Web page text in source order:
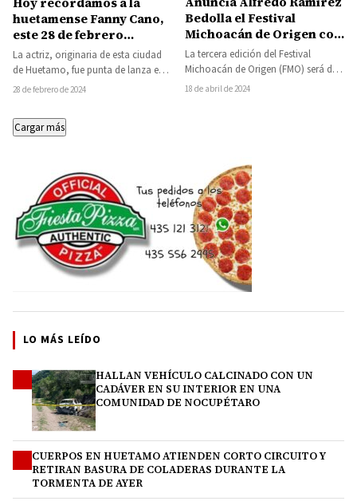
huetamense Fanny Cano,
este 28 de febrero
cumpliría 80 años
La actriz, originaria de esta ciudad
de Huetamo, fue punta de lanza en
la pantalla chica a través…
28 de febrero de 2024
Bedolla el Festival
Michoacán de Origen con
presentaciones de
Matute, JNS, La
Arrolladora Banda el
Limón, Paty Cantú, Mar
La tercera edición del Festival
Michoacán de Origen (FMO) será del
26 de abril al 19 de mayo,…
18 de abril de 2024
Cargar más
LO MÁS LEÍDO
HALLAN VEHÍCULO CALCINADO CON UN
CADÁVER EN SU INTERIOR EN UNA
COMUNIDAD DE NOCUPÉTARO
CUERPOS EN HUETAMO ATIENDEN CORTO CIRCUITO Y
RETIRAN BASURA DE COLADERAS DURANTE LA
TORMENTA DE AYER